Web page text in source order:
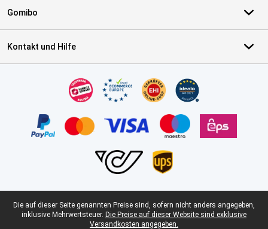
Gomibo
Kontakt und Hilfe
Juristische Fußzeile
Die auf dieser Seite genannten Preise sind, sofern nicht anders angegeben,
inklusive Mehrwertsteuer. Die Preise auf dieser Website sind exklusive
Versandkosten angegeben.